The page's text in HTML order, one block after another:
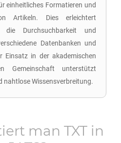
einheitliches Formatieren und
Artikeln. Dies erleichtert
die Durchsuchbarkeit und
Datenbanken und
Einsatz in der akademischen
Gemeinschaft unterstützt
nahtlose Wissensverbreitung.
man TXT in